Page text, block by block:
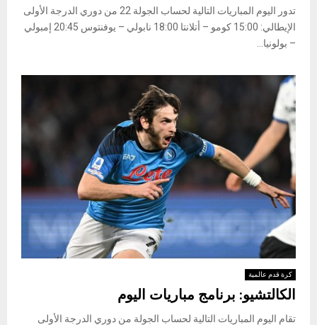
تدور اليوم المباريات التالية لحساب الجولة 22 من دوري الدرجة الأولى
الإيطالي: 15:00 ​​​​​​​كومو – أتلانتا 18:00 نابولي – يوفنتوس 20:45 إمبولي
– بولونيا...
كرة قدم عالمية
الكالتشيو: برنامج مباريات اليوم
تقام اليوم المباريات التالية لحساب الجولة من دوري الدرجة الأولى